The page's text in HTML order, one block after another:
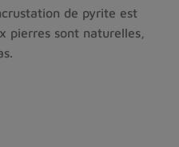
de pyrite est
pierres sont naturelles,